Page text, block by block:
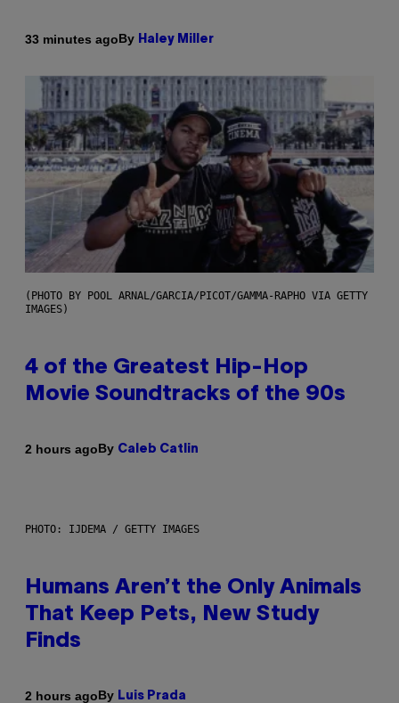
33 minutes agoBy Haley Miller
(PHOTO BY POOL ARNAL/GARCIA/PICOT/GAMMA-RAPHO VIA GETTY
IMAGES)
4 of the Greatest Hip-Hop
Movie Soundtracks of the 90s
2 hours agoBy Caleb Catlin
PHOTO: IJDEMA / GETTY IMAGES
Humans Aren’t the Only Animals
That Keep Pets, New Study
Finds
2 hours agoBy Luis Prada